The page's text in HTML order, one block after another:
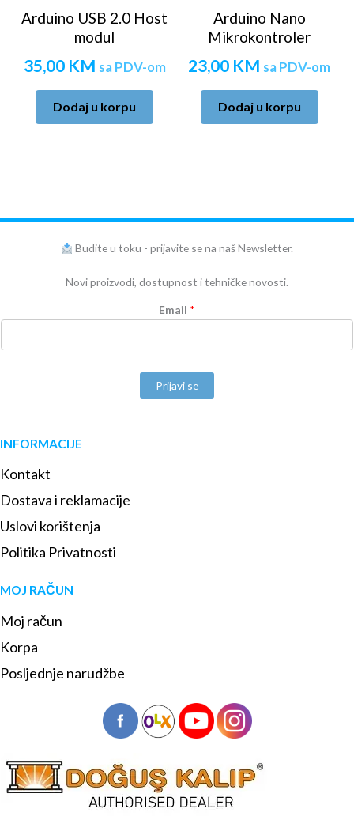
Arduino USB 2.0 Host
modul
35,00 KM sa PDV-om
Dodaj u korpu
Arduino Nano
Mikrokontroler
23,00 KM sa PDV-om
Dodaj u korpu
Budite u toku - prijavite se na naš Newsletter.
Novi proizvodi, dostupnost i tehničke novosti.
Email *
Prijavi se
INFORMACIJE
Kontakt
Dostava i reklamacije
Uslovi korištenja
Politika Privatnosti
MOJ RAČUN
Moj račun
Korpa
Posljednje narudžbe